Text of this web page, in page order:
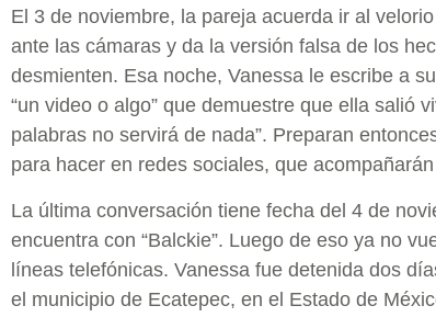
El 3 de noviembre, la pareja acuerda ir al
ante las cámaras y da la versión falsa de los
desmienten. Esa noche, Vanessa le escribe a
“un video o algo” que demuestre que ella salió
palabras no servirá de nada”. Preparan
para hacer en redes sociales, que
La última conversación tiene fecha del 4 de
encuentra con “Balckie”. Luego de eso ya no
líneas telefónicas. Vanessa fue detenida dos
el municipio de Ecatepec, en el Estado de